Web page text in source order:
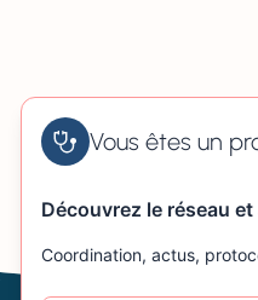
Vous êtes un
Découvrez le réseau
Coordination, actus,